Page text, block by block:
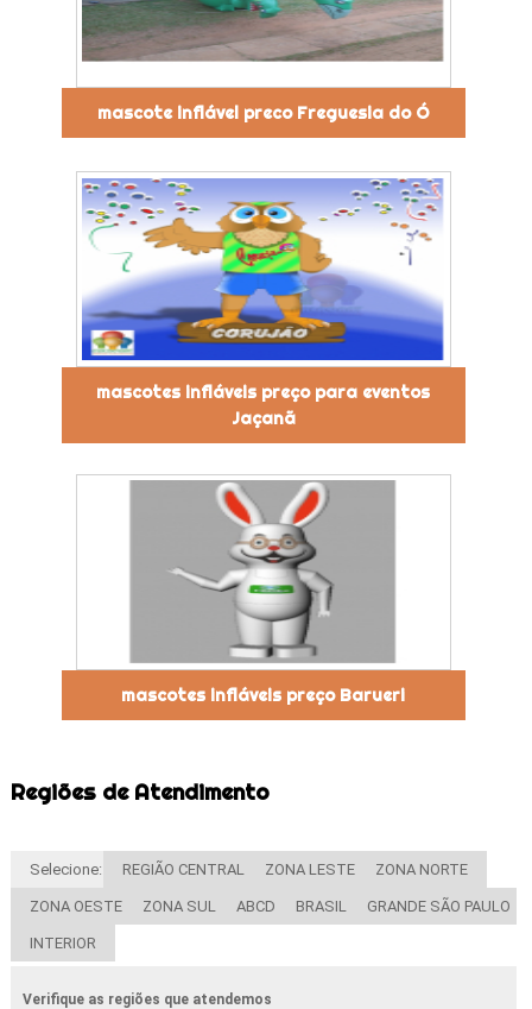
mascote inflável preco Freguesia do Ó
mascotes infláveis preço para eventos
Jaçanã
mascotes infláveis preço Barueri
Regiões de Atendimento
Selecione: REGIÃO CENTRAL ZONA LESTE ZONA NORTE
ZONA OESTE ZONA SUL ABCD BRASIL GRANDE SÃO PAULO
INTERIOR
Verifique as regiões que atendemos